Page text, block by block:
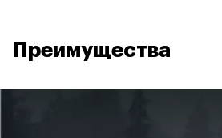
Преимущества